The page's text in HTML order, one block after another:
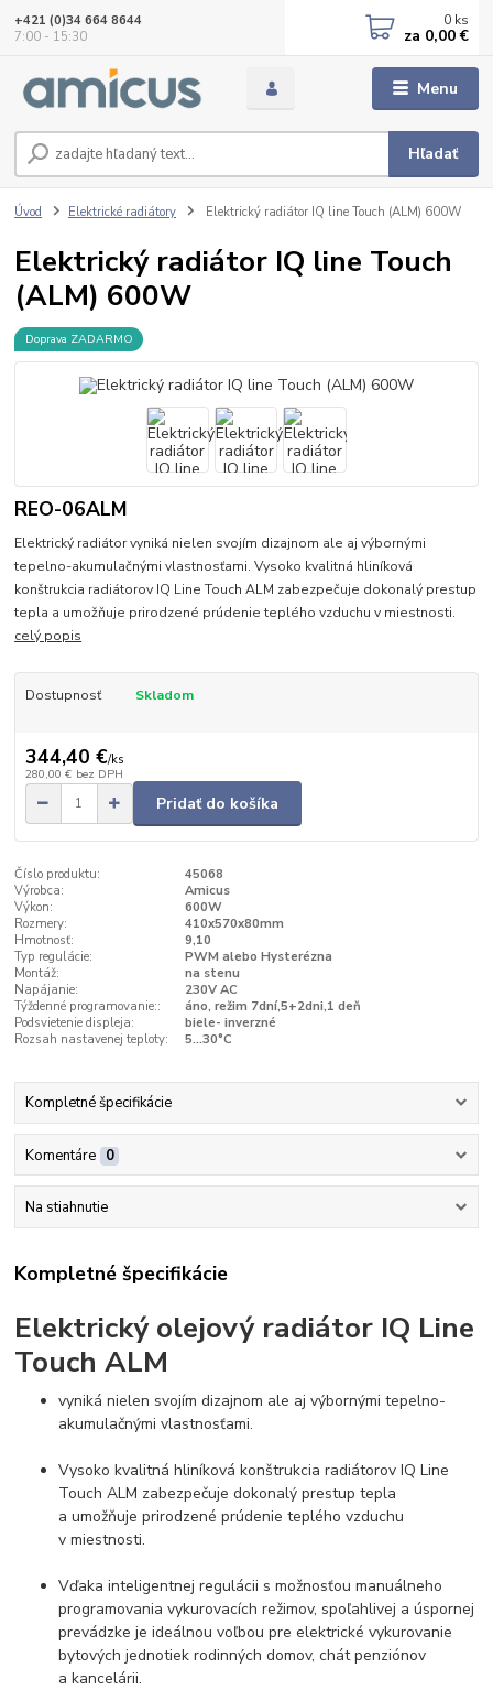
Menu
Hľadať
+421 (0)34 664 8644
7:00 - 15:30
0 ks
za 0,00 €
Úvod Elektrické radiátory Elektrický radiátor IQ line Touch (ALM) 600W
Elektrický radiátor IQ line Touch
(ALM) 600W
Doprava ZADARMO
REO-06ALM
Elektrický radiátor vyniká nielen svojím dizajnom ale aj výbornými
tepelno-akumulačnými vlastnosťami. Vysoko kvalitná hliníková
konštrukcia radiátorov IQ Line Touch ALM zabezpečuje dokonalý prestup
tepla a umožňuje prirodzené prúdenie teplého vzduchu v miestnosti.
celý popis
Dostupnosť Skladom
344,40 €/ks
280,00 € bez DPH
Pridať do košíka
Číslo produktu:
45068
Výrobca:
Amicus
Výkon:
600W
Rozmery:
410x570x80mm
Hmotnosť:
9,10
Typ regulácie:
PWM alebo Hysterézna
Montáž:
na stenu
Napájanie:
230V AC
Týždenné programovanie::
áno, režim 7dní,5+2dni,1 deň
Podsvietenie displeja:
biele- inverzné
Rozsah nastavenej teploty:
5...30°C
Kompletné špecifikácie
Komentáre 0
Na stiahnutie
Kompletné špecifikácie
Elektrický olejový radiátor IQ Line
Touch ALM
vyniká nielen svojím dizajnom ale aj výbornými tepelno-
akumulačnými vlastnosťami.
Vysoko kvalitná hliníková konštrukcia radiátorov IQ Line
Touch ALM zabezpečuje dokonalý prestup tepla
a umožňuje prirodzené prúdenie teplého vzduchu
v miestnosti.
Vďaka inteligentnej regulácii s možnosťou manuálneho
programovania vykurovacích režimov, spoľahlivej a úspornej
prevádzke je ideálnou voľbou pre elektrické vykurovanie
bytových jednotiek rodinných domov, chát penziónov
a kancelárii.